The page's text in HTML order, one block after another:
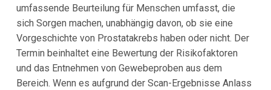
umfassende Beurteilung für Menschen umfasst, die
sich Sorgen machen, unabhängig davon, ob sie eine
Vorgeschichte von Prostatakrebs haben oder nicht. Der
Termin beinhaltet eine Bewertung der Risikofaktoren
und das Entnehmen von Gewebeproben aus dem
Bereich. Wenn es aufgrund der Scan-Ergebnisse Anlass